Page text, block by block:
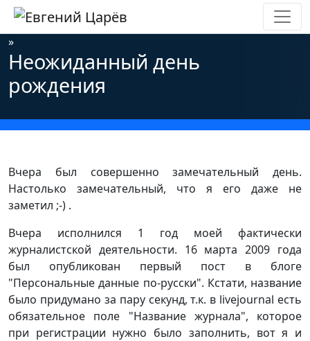
Главная»Новости»Информационная безопасность
»
Неожиданный день
рождения
Вчера был совершенно замечательный день.
Настолько замечательный, что я его даже не
заметил ;-) .
Вчера исполнился 1 год моей фактически
журналистской деятельности. 16 марта 2009 года
был опубликован первый пост в блоге
"Персональные данные по-русски". Кстати, название
было придумано за пару секунд, т.к. в livejournal есть
обязательное поле "Название журнала", которое
при регистрации нужно было заполнить, вот я и